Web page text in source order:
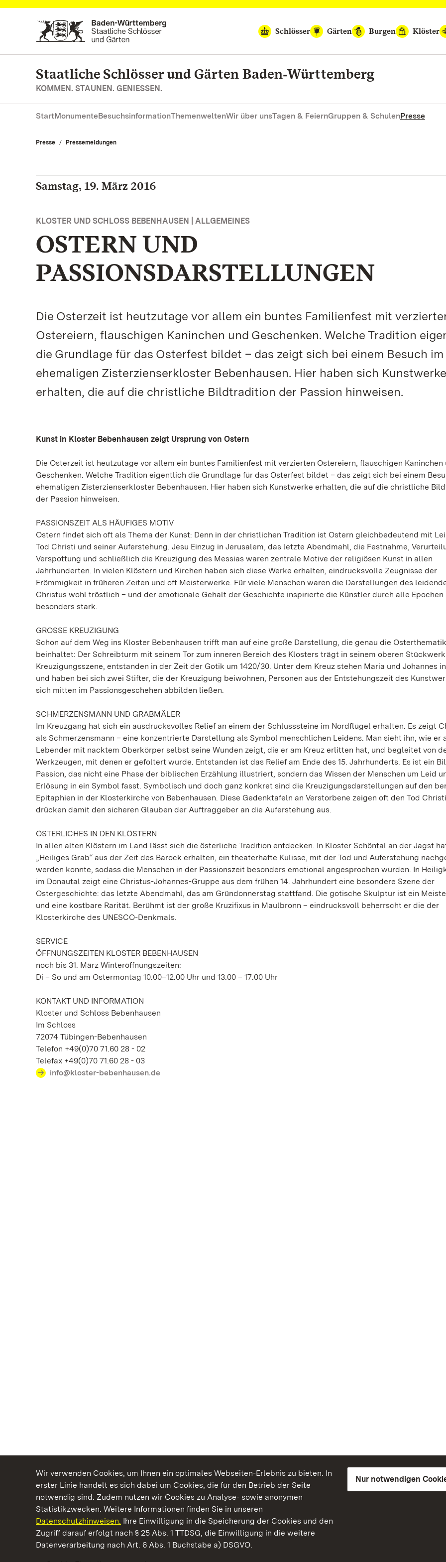
Wir verwenden Cookies, um Ihnen ein optimales Webseiten-Erlebnis zu bieten. In
erster Linie handelt es sich dabei um Cookies, die für den Betrieb der Seite
notwendig sind. Zudem nutzen wir Cookies zu Analyse- sowie anonymen
Statistikzwecken. Weitere Informationen finden Sie in unseren
Datenschutzhinweisen. Ihre Einwilligung in die Speicherung der Cookies und den
Zugriff darauf erfolgt nach § 25 Abs. 1 TTDSG, die Einwilligung in die weitere
Datenverarbeitung nach Art. 6 Abs. 1 Buchstabe a) DSGVO.
Nur notwendigen
Zum Hauptinhalt springen
Schlösser
Gärten Burgen Klöster
Staatliche Schlösser und Gärten Baden‑Württemberg
KOMMEN. STAUNEN. GENIESSEN.
StartMonumenteBesuchsinformationThemenweltenWir über unsTagen & FeiernGruppen & SchulenPresse
Presse Pressemeldungen
Samstag, 19. März 2016
KLOSTER UND SCHLOSS BEBENHAUSEN | ALLGEMEINES
OSTERN UND
PASSIONSDARSTELLUNGEN
Die Osterzeit ist heutzutage vor allem ein buntes Familienfest mit
Ostereiern, flauschigen Kaninchen und Geschenken. Welche Tradition
die Grundlage für das Osterfest bildet – das zeigt sich bei einem Besuch im
ehemaligen Zisterzienserkloster Bebenhausen. Hier haben sich Kunstwerke
erhalten, die auf die christliche Bildtradition der Passion hinweisen.
Kunst in Kloster Bebenhausen zeigt Ursprung von Ostern
Die Osterzeit ist heutzutage vor allem ein buntes Familienfest mit verzierten Ostereiern, flauschigen Kaninchen
Geschenken. Welche Tradition eigentlich die Grundlage für das Osterfest bildet – das zeigt sich bei einem
ehemaligen Zisterzienserkloster Bebenhausen. Hier haben sich Kunstwerke erhalten, die auf die christliche
der Passion hinweisen.
PASSIONSZEIT ALS HÄUFIGES MOTIV
Ostern findet sich oft als Thema der Kunst: Denn in der christlichen Tradition ist Ostern gleichbedeutend mit
Tod Christi und seiner Auferstehung. Jesu Einzug in Jerusalem, das letzte Abendmahl, die Festnahme,
Verspottung und schließlich die Kreuzigung des Messias waren zentrale Motive der religiösen Kunst in allen
Jahrhunderten. In vielen Klöstern und Kirchen haben sich diese Werke erhalten, eindrucksvolle Zeugnisse der
Frömmigkeit in früheren Zeiten und oft Meisterwerke. Für viele Menschen waren die Darstellungen des
Christus wohl tröstlich – und der emotionale Gehalt der Geschichte inspirierte die Künstler durch alle Epochen
besonders stark.
GROSSE KREUZIGUNG
Schon auf dem Weg ins Kloster Bebenhausen trifft man auf eine große Darstellung, die genau die Osterthematik
beinhaltet: Der Schreibturm mit seinem Tor zum inneren Bereich des Klosters trägt in seinem oberen
Kreuzigungsszene, entstanden in der Zeit der Gotik um 1420/30. Unter dem Kreuz stehen Maria und Johannes
und haben bei sich zwei Stifter, die der Kreuzigung beiwohnen, Personen aus der Entstehungszeit des
sich mitten im Passionsgeschehen abbilden ließen.
SCHMERZENSMANN UND GRABMÄLER
Im Kreuzgang hat sich ein ausdrucksvolles Relief an einem der Schlusssteine im Nordflügel erhalten. Es zeigt
als Schmerzensmann – eine konzentrierte Darstellung als Symbol menschlichen Leidens. Man sieht ihn, wie er
Lebender mit nacktem Oberkörper selbst seine Wunden zeigt, die er am Kreuz erlitten hat, und begleitet von
Werkzeugen, mit denen er gefoltert wurde. Entstanden ist das Relief am Ende des 15. Jahrhunderts. Es ist ein
Passion, das nicht eine Phase der biblischen Erzählung illustriert, sondern das Wissen der Menschen um Leid
Erlösung in ein Symbol fasst. Symbolisch und doch ganz konkret sind die Kreuzigungsdarstellungen auf den
Epitaphien in der Klosterkirche von Bebenhausen. Diese Gedenktafeln an Verstorbene zeigen oft den Tod
drücken damit den sicheren Glauben der Auftraggeber an die Auferstehung aus.
ÖSTERLICHES IN DEN KLÖSTERN
In allen alten Klöstern im Land lässt sich die österliche Tradition entdecken. In Kloster Schöntal an der Jagst
„Heiliges Grab“ aus der Zeit des Barock erhalten, ein theaterhafte Kulisse, mit der Tod und Auferstehung
werden konnte, sodass die Menschen in der Passionszeit besonders emotional angesprochen wurden. In
im Donautal zeigt eine Christus-Johannes-Gruppe aus dem frühen 14. Jahrhundert eine besondere Szene der
Ostergeschichte: das letzte Abendmahl, das am Gründonnerstag stattfand. Die gotische Skulptur ist ein
und eine kostbare Rarität. Berühmt ist der große Kruzifixus in Maulbronn – eindrucksvoll beherrscht er die der
Klosterkirche des UNESCO-Denkmals.
SERVICE
ÖFFNUNGSZEITEN KLOSTER BEBENHAUSEN
noch bis 31. März Winteröffnungszeiten:
Di – So und am Ostermontag 10.00–12.00 Uhr und 13.00 – 17.00 Uhr
KONTAKT UND INFORMATION
Kloster und Schloss Bebenhausen
Im Schloss
72074 Tübingen-Bebenhausen
Telefon +49(0)70 71.60 28 - 02
Telefax +49(0)70 71.60 28 - 03
info@kloster-bebenhausen.de
Kommen. Staunen. Genießen.